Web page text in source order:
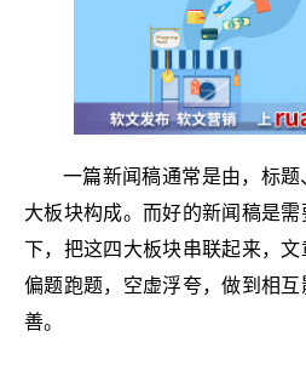
一篇新闻稿通常是由，标
大板块构成。而好的新闻稿是
下，把这四大板块串联起来，
偏题跑题，空虚浮夸，做到相
善。